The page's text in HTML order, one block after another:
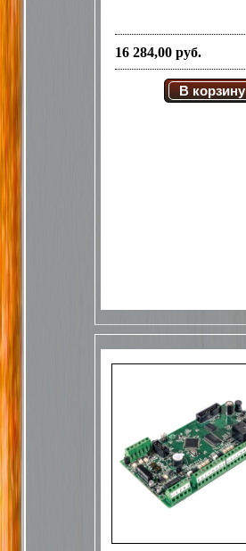
16 284,00 руб.
В корзину